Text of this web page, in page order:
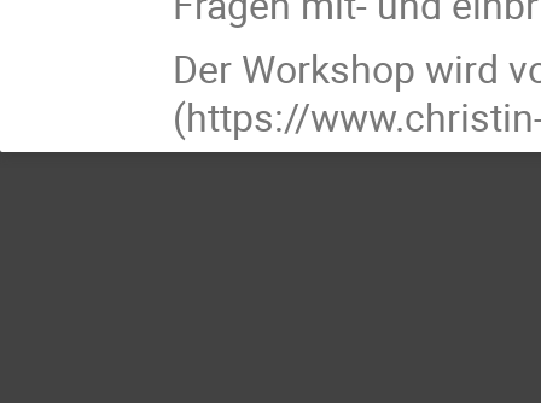
Der Workshop wird
(https://